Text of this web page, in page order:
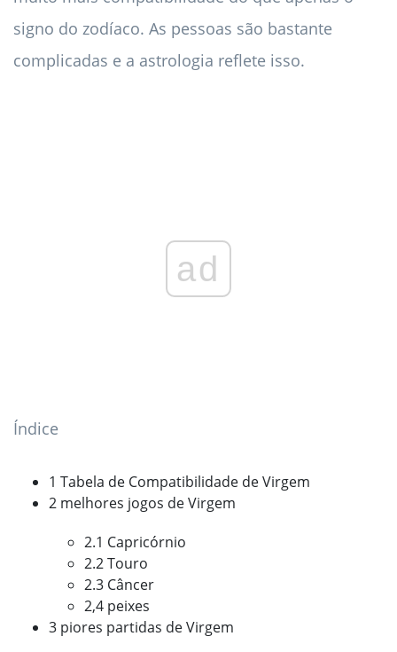
signo do zodíaco. As pessoas são bastante
complicadas e a astrologia reflete isso.
ad
Índice
1 Tabela de Compatibilidade de Virgem
2 melhores jogos de Virgem
2.1 Capricórnio
2.2 Touro
2.3 Câncer
2,4 peixes
3 piores partidas de Virgem